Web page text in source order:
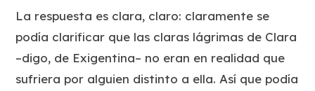
La respuesta es clara, claro: claramente se
podía clarificar que las claras lágrimas de Clara
–digo, de Exigentina– no eran en realidad que
sufriera por alguien distinto a ella. Así que podía